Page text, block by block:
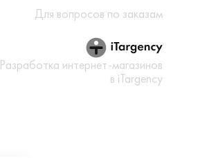
Для вопросов по заказам
Разработка интернет-магазинов
в iTargency